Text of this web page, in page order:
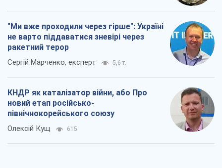
"Ми вже проходили через гірше": Україні
не варто піддаватися зневірі через
ракетний терор
Сергій Марченко, експерт 5,6 т.
КНДР як каталізатор війни, або Про
новий етап російсько-
північнокорейського союзу
Олексій Кущ 615